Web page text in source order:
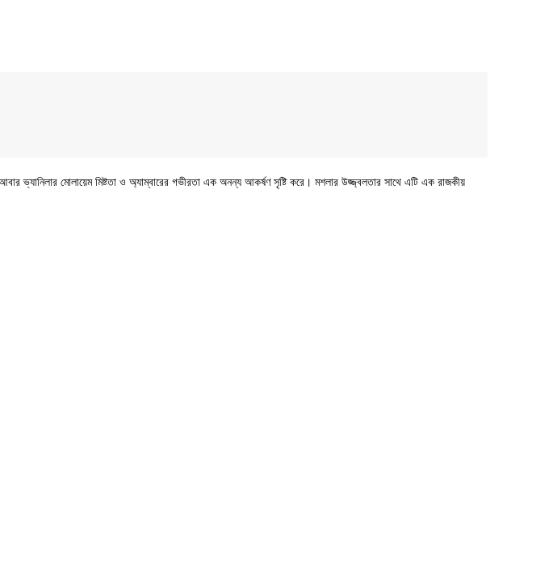
ভ্যানিলার মোলায়েম মিষ্টতা ও অ্যাম্বারের গভীরতা এক অনন্য আকর্ষণ সৃষ্টি করে। মশলার উজ্জ্বলতার সাথে এটি এক রাজকীয়